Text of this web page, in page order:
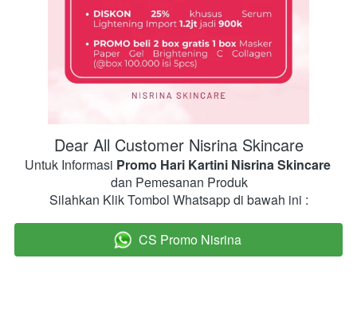
Dear All Customer Nisrina Skincare
Untuk Informasi Promo
Hari Kartini Nisrina Skincare
dan Pemesanan Produk
Silahkan Klik Tombol Whatsapp di bawah ini :
` CS Promo Nisrina